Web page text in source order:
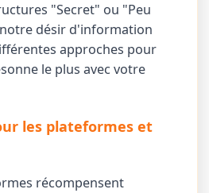
"Secret" ou "Peu
désir d'information
approches pour
le plus avec votre
les plateformes et
récompensent